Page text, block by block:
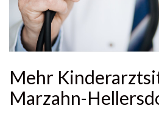
Mehr
Marzahn-